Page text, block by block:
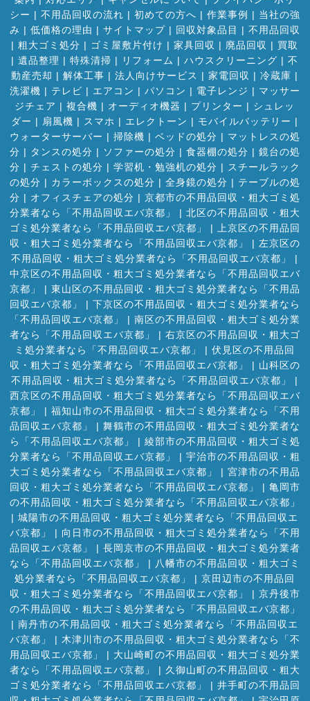
シー | 不用品回収の流れ | 初めての方へ | 作業事例 | 当社の強
み | 低価格の理由 | サイトマップ| 回収対象品目 | 不用品回収
| 粗大ゴミ処分 | ゴミ屋敷片付け | 家具回収 | 廃品回収 | 買取
| 遺品整理 | 特殊清掃 | リフォーム | ハウスクリーニング | 不
動産売却 | 解体工事 | 法人向けサービス | 家電回収 | 冷蔵庫 |
洗濯機 | テレビ | エアコン | パソコン | 電子レンジ | マッサー
ジチェア | 複合機 | オーディオ機器 | プリンター | シュレッ
ダー | 扇風機 | スマホ | エレクトーン | モバイルバッテリー |
ウォーターサーバー | 掃除機 | ベッドの処分 | マットレスの処
分 | タンスの処分 | ソファーの処分 | 食器棚の処分 | 鏡台の処
分 | チェストの処分 | 学習机・勉強机の処分 | スチールラック
の処分 | カラーボックスの処分 | 全身鏡の処分 | テーブルの処
分 | オフィスチェアの処分 | 京都市の不用品回収・粗大ゴミ処
分業者なら「不用品回収エバ京都」
| 北区の不用品回収・粗大
ゴミ処分業者なら「不用品回収エバ京都」
| 上京区の不用品回
収・粗大ゴミ処分業者なら「不用品回収エバ京都」
| 左京区の
不用品回収・粗大ゴミ処分業者なら「不用品回収エバ京都」
|
中京区の不用品回収・粗大ゴミ処分業者なら「不用品回収エバ
京都」
| 東山区の不用品回収・粗大ゴミ処分業者なら「不用品
回収エバ京都」
| 下京区の不用品回収・粗大ゴミ処分業者なら
「不用品回収エバ京都」
| 南区の不用品回収・粗大ゴミ処分業
者なら「不用品回収エバ京都」
| 右京区の不用品回収・粗大ゴ
ミ処分業者なら「不用品回収エバ京都」
| 伏見区の不用品回
収・粗大ゴミ処分業者なら「不用品回収エバ京都」
| 山科区の
不用品回収・粗大ゴミ処分業者なら「不用品回収エバ京都」
|
西京区の不用品回収・粗大ゴミ処分業者なら「不用品回収エバ
京都」
| 福知山市の不用品回収・粗大ゴミ処分業者なら「不用
品回収エバ京都」
| 舞鶴市の不用品回収・粗大ゴミ処分業者な
ら「不用品回収エバ京都」
| 綾部市の不用品回収・粗大ゴミ処
分業者なら「不用品回収エバ京都」
| 宇治市の不用品回収・粗
大ゴミ処分業者なら「不用品回収エバ京都」
| 宮津市の不用品
回収・粗大ゴミ処分業者なら「不用品回収エバ京都」
| 亀岡市
の不用品回収・粗大ゴミ処分業者なら「不用品回収エバ京都」
| 城陽市の不用品回収・粗大ゴミ処分業者なら「不用品回収エ
バ京都」
| 向日市の不用品回収・粗大ゴミ処分業者なら「不用
品回収エバ京都」
| 長岡京市の不用品回収・粗大ゴミ処分業者
なら「不用品回収エバ京都」
| 八幡市の不用品回収・粗大ゴミ
処分業者なら「不用品回収エバ京都」
| 京田辺市の不用品回
収・粗大ゴミ処分業者なら「不用品回収エバ京都」
| 京丹後市
の不用品回収・粗大ゴミ処分業者なら「不用品回収エバ京都」
| 南丹市の不用品回収・粗大ゴミ処分業者なら「不用品回収エ
バ京都」
| 木津川市の不用品回収・粗大ゴミ処分業者なら「不
用品回収エバ京都」
| 大山崎町の不用品回収・粗大ゴミ処分業
者なら「不用品回収エバ京都」
| 久御山町の不用品回収・粗大
ゴミ処分業者なら「不用品回収エバ京都」
| 井手町の不用品回